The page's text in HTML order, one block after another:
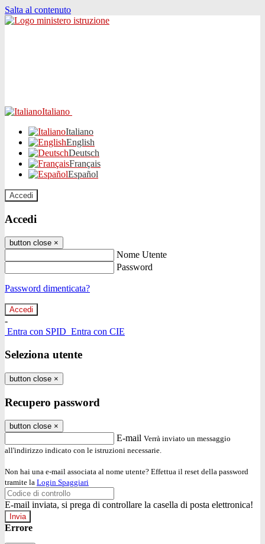
Salta al contenuto
Italiano
Italiano
English
Deutsch
Français
Español
Accedi
Accedi
button close ×
Nome Utente
Password
Password dimenticata?
-
Entra con SPID Entra con CIE
Seleziona utente
button close ×
Recupero password
button close ×
E-mail Verrà inviato un messaggio
all'indirizzo indicato con le istruzioni necessarie.
Non hai una e-mail associata al nome utente? Effettua il reset della password
tramite la Login Spaggiari
E-mail inviata, si prega di controllare la casella di posta elettronica!
Errore